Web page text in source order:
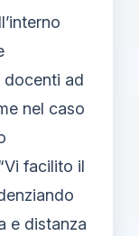
docenti ad
nel caso
facilito il
e distanza